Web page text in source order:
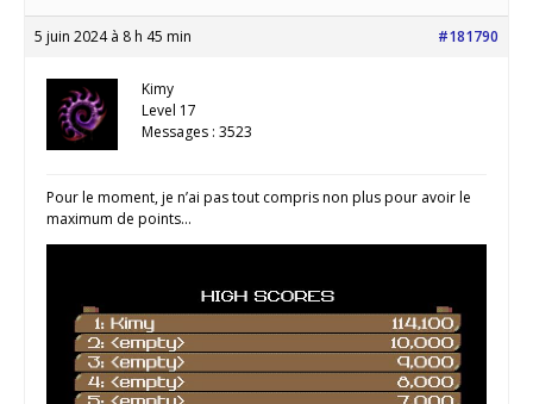
5 juin 2024 à 8 h 45 min #181790
Kimy
Level 17
Messages : 3523
Pour le moment, je n’ai pas tout compris non plus pour avoir le
maximum de points…